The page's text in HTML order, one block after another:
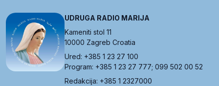
UDRUGA RADIO MARIJA
Kameniti stol 11
10000 Zagreb Croatia
Ured: +385 1 23 27 100
Program: +385 1 23 27 777; 099 502 00 52
Redakcija: +385 1 2327000